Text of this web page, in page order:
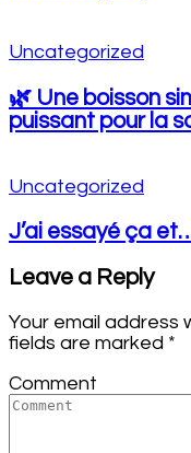
Uncategorized
🌿 Une boisson
puissant pour la
Uncategorized
J’ai essayé ça
Leave a Reply
Your email address
fields are marked *
Comment